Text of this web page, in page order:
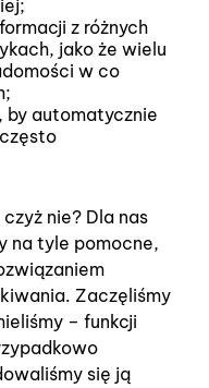
z różnych
jako że wielu
w co
by automatycznie
nie? Dla nas
na tyle pomocne,
Zaczęliśmy
– funkcji
się ją